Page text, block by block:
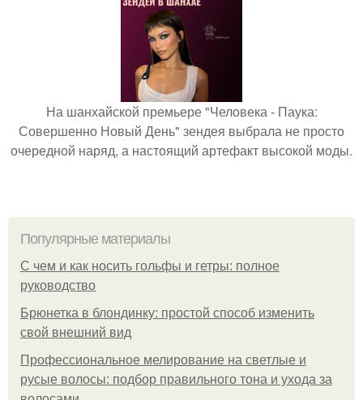
На шанхайской премьере "Человека - Паука:
Совершенно Новый День" зендея выбрала не просто
очередной наряд, а настоящий артефакт высокой моды.
Популярные материалы
С чем и как носить гольфы и гетры: полное
руководство
Брюнетка в блондинку: простой способ изменить
свой внешний вид
Профессиональное мелирование на светлые и
русые волосы: подбор правильного тона и ухода за